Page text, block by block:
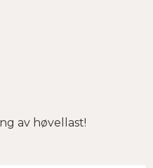
av høvellast!